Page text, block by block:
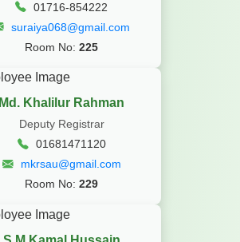
01716-854222
suraiya068@gmail.com
Room No: 225
Md. Khalilur Rahman
Deputy Registrar
01681471120
mkrsau@gmail.com
Room No: 229